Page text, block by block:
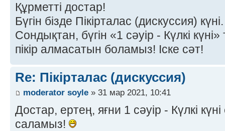
Құрметті достар!
Бүгін бізде Пікірталас (дискуссия) күні.
Сондықтан, бүгін «1 сәуір - Күлкі
пікір алмасатын боламыз! Іске сәт!
Re: Пікірталас (дискуссия)
moderator soyle » 31 мар 2021, 10:41
Достар, ертең, яғни 1 сәуір - Күлкі күні
саламыз!